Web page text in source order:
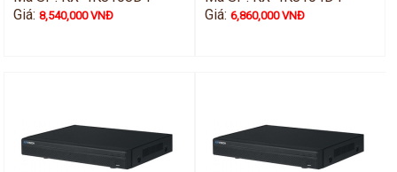
Giá:8,540,000 VNĐ
Giá: 6,860,000 VNĐ